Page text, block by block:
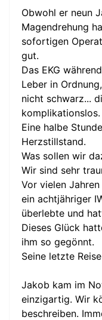
Obwohl er neun
Magendrehung
sofortigen
gut.
Das EKG
Leber in
nicht schwarz...
komplikationslos.
Eine halbe
Herzstillstand.
Was sollen wir
Wir sind sehr
Vor vielen
ein achtjähriger
überlebte und
Dieses Glück
ihm so gegönnt.
Seine letzte
Jakob kam im
einzigartig. Wir
beschreiben.